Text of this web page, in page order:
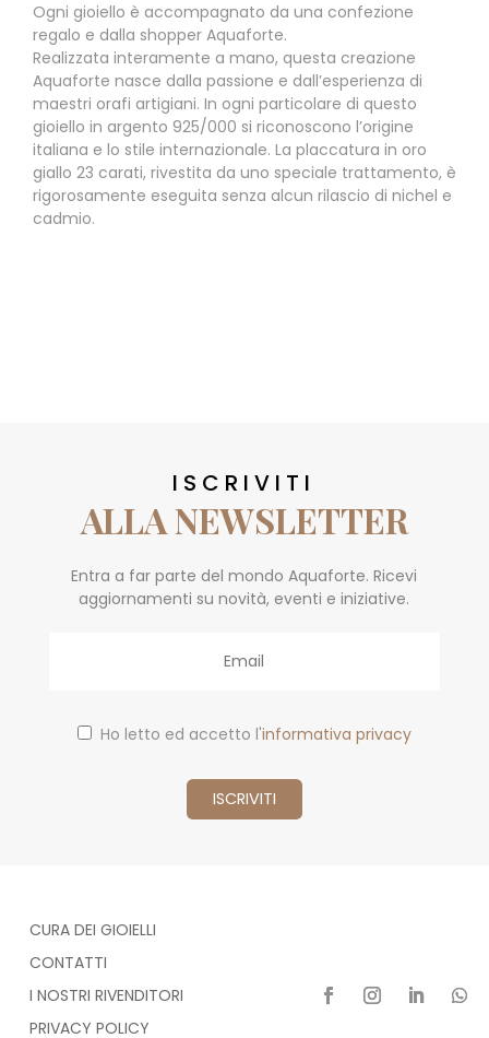
Ogni gioiello è accompagnato da una confezione
regalo e dalla shopper Aquaforte.
Realizzata interamente a mano, questa creazione
Aquaforte nasce dalla passione e dall’esperienza di
maestri orafi artigiani. In ogni particolare di questo
gioiello in argento 925/000 si riconoscono l’origine
italiana e lo stile internazionale. La placcatura in oro
giallo 23 carati, rivestita da uno speciale trattamento, è
rigorosamente eseguita senza alcun rilascio di nichel e
cadmio.
ISCRIVITI
ALLA NEWSLETTER
Entra a far parte del mondo Aquaforte. Ricevi
aggiornamenti su novità, eventi e iniziative.
Ho letto ed accetto l'informativa privacy
CURA DEI GIOIELLI
CONTATTI
I NOSTRI RIVENDITORI
PRIVACY POLICY